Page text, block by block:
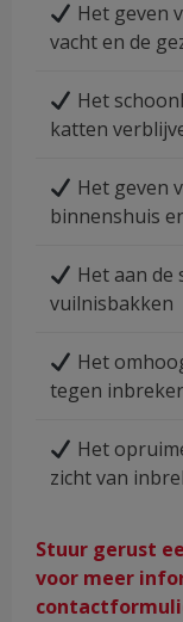
Het geven
vacht en de
Het
katten
Het geven
binnenshuis
Het aan
vuilnisbakken
Het
tegen
Het
zicht van
Stuur gerust
voor meer